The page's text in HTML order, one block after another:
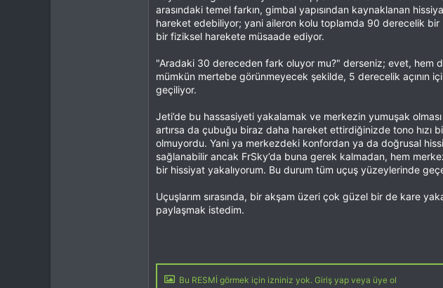
arasındaki temel farkın, gimbal yapısından kaynaklanan
hareket edebiliyor; yani aileron kolu toplamda 90 derecelik
bir fiziksel harekete müsaade ediyor.
"Aradaki 30 dereceden fark oluyor mu?" derseniz; evet, hem
mümkün mertebe görünmeyecek şekilde, 5 derecelik açının
geçiliyor.
Jeti’de bu hassasiyeti yakalamak ve merkezin yumuşak
artırsa da çubuğu biraz daha hareket ettirdiğinizde tono hızı
olmuyordu. Yani ya merkezdeki konfordan ya da doğrusal
sağlanabilir ancak FrSky’da buna gerek kalmadan, hem
bir hissiyat yakalıyorum. Bu durum tüm uçuş yüzeylerinde
Uçuşlarım sırasında, bir akşam üzeri çok güzel bir de kare
paylaşmak istedim.
Bu RESMİ görmek için izniniz yok. Giriş yap veya üye ol